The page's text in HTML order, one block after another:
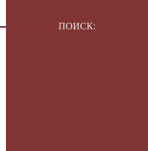
ПОИСК: